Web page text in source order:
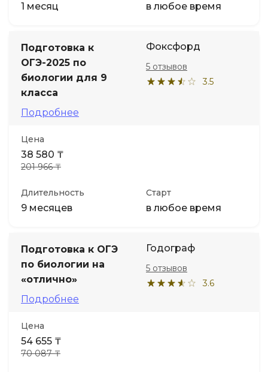
1 месяц в любое время
Подготовка к
ОГЭ-2025 по
биологии для 9
класса
Подробнее
Фоксфорд
3.5
5 отзывов
Цена
38 580 ₸
201 966 ₸
Длительность
9 месяцев
Старт
в любое время
Подготовка к ОГЭ
по биологии на
«отлично»
Подробнее
Годограф
3.6
5 отзывов
Цена
54 655 ₸
70 087 ₸